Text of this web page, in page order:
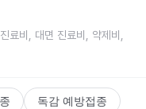
료비, 대면 진료비, 약제비,
독감 예방접종